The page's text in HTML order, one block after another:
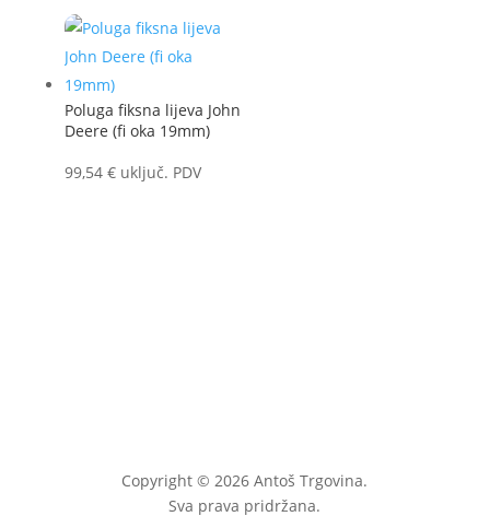
Poluga fiksna lijeva John
Deere (fi oka 19mm)
99,54 € uključ. PDV
Copyright © 2026 Antoš Trgovina.
Sva prava pridržana.